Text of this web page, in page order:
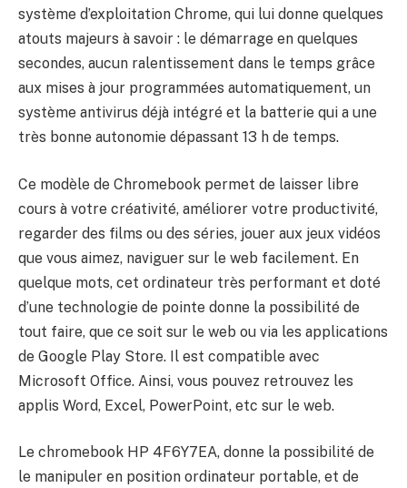
système d’exploitation Chrome, qui lui donne quelques
atouts majeurs à savoir : le démarrage en quelques
secondes, aucun ralentissement dans le temps grâce
aux mises à jour programmées automatiquement, un
système antivirus déjà intégré et la batterie qui a une
très bonne autonomie dépassant 13 h de temps.
Ce modèle de Chromebook permet de laisser libre
cours à votre créativité, améliorer votre productivité,
regarder des films ou des séries, jouer aux jeux vidéos
que vous aimez, naviguer sur le web facilement. En
quelque mots, cet ordinateur très performant et doté
d’une technologie de pointe donne la possibilité de
tout faire, que ce soit sur le web ou via les applications
de Google Play Store. Il est compatible avec
Microsoft Office. Ainsi, vous pouvez retrouvez les
applis Word, Excel, PowerPoint, etc sur le web.
Le chromebook HP 4F6Y7EA, donne la possibilité de
le manipuler en position ordinateur portable, et de